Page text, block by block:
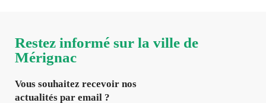
Restez informé sur la ville de
Mérignac
Vous souhaitez recevoir nos
actualités par email ?